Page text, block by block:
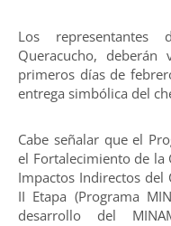
Los representantes
Queracucho,
primeros días de
entrega simbólica del
Cabe señalar que el
el Fortalecimiento de la
Impactos Indirectos del
II Etapa (Programa
desarrollo del